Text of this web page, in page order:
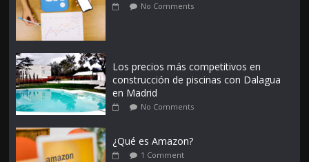
No Comments
Los precios más competitivos en
construcción de piscinas con Dalagua
en Madrid
No Comments
¿Qué es Amazon?
1 Comment